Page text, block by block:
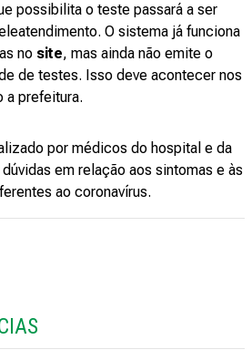
possibilita o teste passará a ser
O sistema já funciona
no site, mas ainda não emite o
de testes. Isso deve acontecer nos
a prefeitura.
por médicos do hospital e da
em relação aos sintomas e às
ao coronavírus.